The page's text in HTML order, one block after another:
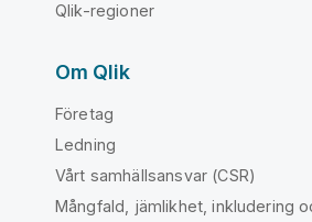
Qlik-regioner
Om Qlik
Företag
Ledning
Vårt samhällsansvar (CSR)
Mångfald, jämlikhet, inkludering